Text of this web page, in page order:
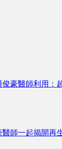
豪醫師利用：
師一起揭開再